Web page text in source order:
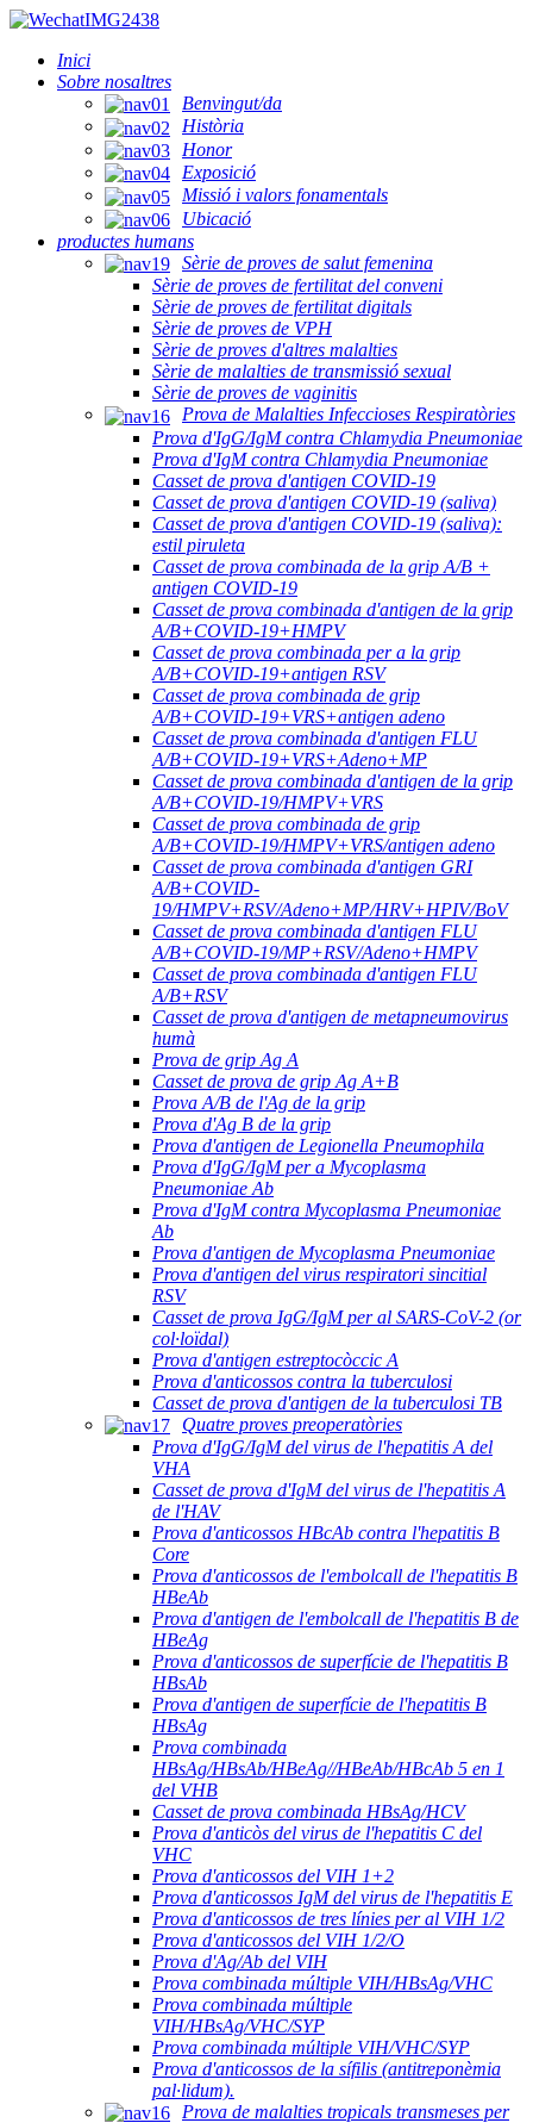
Inici
Sobre nosaltres
Benvingut/da
Història
Honor
Exposició
Missió i valors fonamentals
Ubicació
productes humans
Sèrie de proves de salut femenina
Sèrie de proves de fertilitat del conveni
Sèrie de proves de fertilitat digitals
Sèrie de proves de VPH
Sèrie de proves d'altres malalties
Sèrie de malalties de transmissió sexual
Sèrie de proves de vaginitis
Prova de Malalties Infeccioses Respiratòries
Prova d'IgG/IgM contra Chlamydia Pneumoniae
Prova d'IgM contra Chlamydia Pneumoniae
Casset de prova d'antigen COVID-19
Casset de prova d'antigen COVID-19 (saliva)
Casset de prova d'antigen COVID-19 (saliva):
estil piruleta
Casset de prova combinada de la grip A/B +
antigen COVID-19
Casset de prova combinada d'antigen de la grip
A/B+COVID-19+HMPV
Casset de prova combinada per a la grip
A/B+COVID-19+antigen RSV
Casset de prova combinada de grip
A/B+COVID-19+VRS+antigen adeno
Casset de prova combinada d'antigen FLU
A/B+COVID-19+VRS+Adeno+MP
Casset de prova combinada d'antigen de la grip
A/B+COVID-19/HMPV+VRS
Casset de prova combinada de grip
A/B+COVID-19/HMPV+VRS/antigen adeno
Casset de prova combinada d'antigen GRI
A/B+COVID-
19/HMPV+RSV/Adeno+MP/HRV+HPIV/BoV
Casset de prova combinada d'antigen FLU
A/B+COVID-19/MP+RSV/Adeno+HMPV
Casset de prova combinada d'antigen FLU
A/B+RSV
Casset de prova d'antigen de metapneumovirus
humà
Prova de grip Ag A
Casset de prova de grip Ag A+B
Prova A/B de l'Ag de la grip
Prova d'Ag B de la grip
Prova d'antigen de Legionella Pneumophila
Prova d'IgG/IgM per a Mycoplasma
Pneumoniae Ab
Prova d'IgM contra Mycoplasma Pneumoniae
Ab
Prova d'antigen de Mycoplasma Pneumoniae
Prova d'antigen del virus respiratori sincitial
RSV
Casset de prova IgG/IgM per al SARS-CoV-2 (or
col·loïdal)
Prova d'antigen estreptocòccic A
Prova d'anticossos contra la tuberculosi
Casset de prova d'antigen de la tuberculosi TB
Quatre proves preoperatòries
Prova d'IgG/IgM del virus de l'hepatitis A del
VHA
Casset de prova d'IgM del virus de l'hepatitis A
de l'HAV
Prova d'anticossos HBcAb contra l'hepatitis B
Core
Prova d'anticossos de l'embolcall de l'hepatitis B
HBeAb
Prova d'antigen de l'embolcall de l'hepatitis B de
HBeAg
Prova d'anticossos de superfície de l'hepatitis B
HBsAb
Prova d'antigen de superfície de l'hepatitis B
HBsAg
Prova combinada
HBsAg/HBsAb/HBeAg//HBeAb/HBcAb 5 en 1
del VHB
Casset de prova combinada HBsAg/HCV
Prova d'anticòs del virus de l'hepatitis C del
VHC
Prova d'anticossos del VIH 1+2
Prova d'anticossos IgM del virus de l'hepatitis E
Prova d'anticossos de tres línies per al VIH 1/2
Prova d'anticossos del VIH 1/2/O
Prova d'Ag/Ab del VIH
Prova combinada múltiple VIH/HBsAg/VHC
Prova combinada múltiple
VIH/HBsAg/VHC/SYP
Prova combinada múltiple VIH/VHC/SYP
Prova d'anticossos de la sífilis (antitreponèmia
pal·lidum).
Prova de malalties tropicals transmeses per